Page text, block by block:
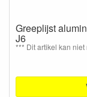
Greeplijst
J6
*** Dit artikel kan